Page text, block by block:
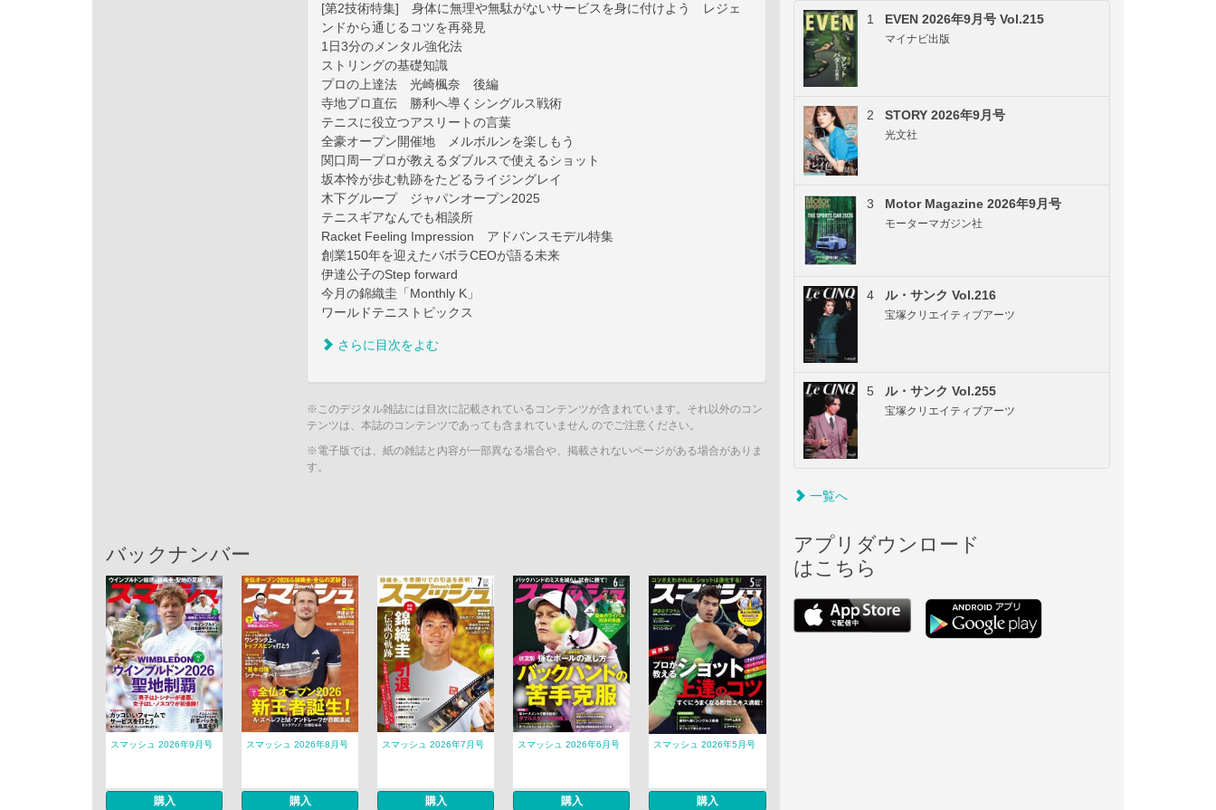
[第2技術特集] 身体に無理や無駄がないサービスを身に付けよう レジェ
ンドから通じるコツを再発見
1日3分のメンタル強化法
ストリングの基礎知識
プロの上達法 光崎楓奈 後編
寺地プロ直伝 勝利へ導くシングルス戦術
テニスに役立つアスリートの言葉
全豪オープン開催地 メルボルンを楽しもう
関口周一プロが教えるダブルスで使えるショット
坂本怜が歩む軌跡をたどるライジングレイ
木下グループ ジャパンオープン2025
テニスギアなんでも相談所
Racket Feeling Impression アドバンスモデル特集
創業150年を迎えたバボラCEOが語る未来
伊達公子のStep forward
今月の錦織圭「Monthly K」
ワールドテニストピックス
さらに目次をよむ
※このデジタル雑誌には目次に記載されているコンテンツが含まれています。それ以外のコン
テンツは、本誌のコンテンツであっても含まれていません のでご注意ください。
※電子版では、紙の雑誌と内容が一部異なる場合や、掲載されないページがある場合がありま
す。
バックナンバー
スマッシュ 2026年9月号
購入
スマッシュ 2026年8月号
購入
スマッシュ 2026年7月号
購入
スマッシュ 2026年6月号
購入
スマッシュ 2026年5月号
購入
1 EVEN 2026年9月号 Vol.215
マイナビ出版
2 STORY 2026年9月号
光文社
3 Motor Magazine 2026年9月号
モーターマガジン社
4 ル・サンク Vol.216
宝塚クリエイティブアーツ
5 ル・サンク Vol.255
宝塚クリエイティブアーツ
一覧へ
アプリダウンロード
はこちら